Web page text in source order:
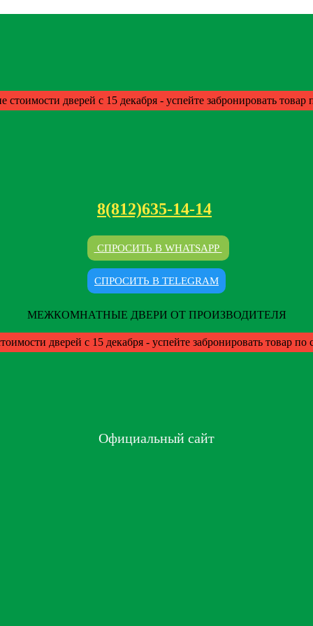
стоимости дверей с 15 декабря - успейте забронировать
8(812)635-14-14
СПРОСИТЬ В WHATSAPP
СПРОСИТЬ В TELEGRAM
МЕЖКОМНАТНЫЕ ДВЕРИ ОТ ПРОИЗВОДИТЕЛЯ
дверей с 15 декабря - успейте забронировать товар
Официальный сайт